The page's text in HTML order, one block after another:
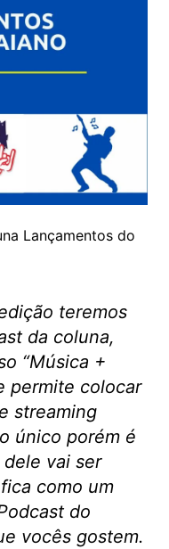
Lançamentos do
teremos
da coluna,
“Música +
permite colocar
streaming
único porém é
vai ser
como um
do
vocês gostem.